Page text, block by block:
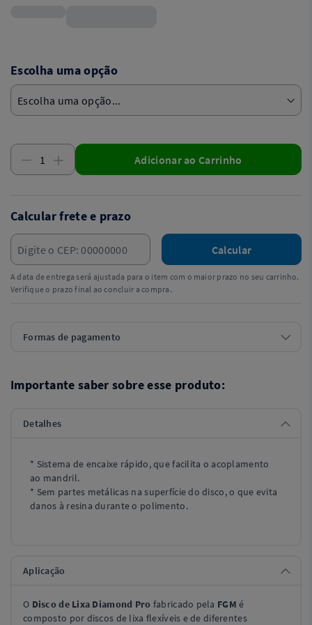
Escolha uma opção
Adicionar ao Carrinho
Calcular frete e prazo
Calcular
A data de entrega será ajustada para o item com o maior prazo no seu carrinho.
Verifique o prazo final ao concluir a compra.
Formas de pagamento
Importante saber sobre esse produto:
Detalhes
* Sistema de encaixe rápido, que facilita o acoplamento
ao mandril.
* Sem partes metálicas na superfície do disco, o que evita
danos à resina durante o polimento.
Aplicação
O Disco de Lixa Diamond Pro fabricado pela FGMé
composto por discos de lixa flexíveis e de diferentes